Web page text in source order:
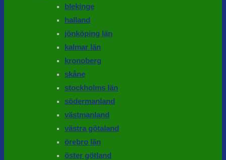
blekinge
halland
jönköping län
kalmar län
kronoberg
skåne
stockholms län
södermanland
västmanland
västra götaland
örebro län
öster götland